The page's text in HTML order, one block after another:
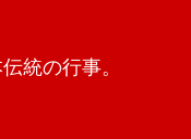
統の行事。